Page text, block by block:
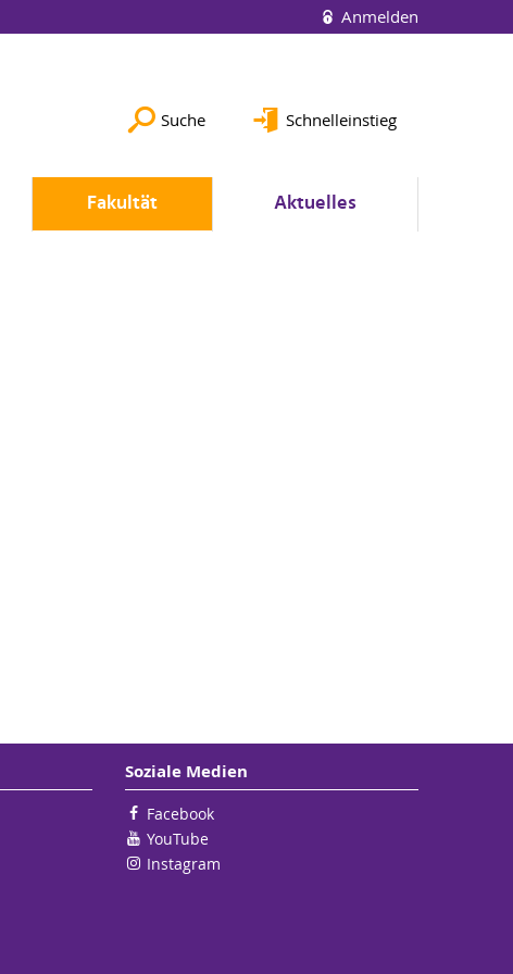
Anmelden
Suche Schnelleinstieg
Fakultät Aktuelles
Soziale Medien
Facebook
YouTube
Instagram